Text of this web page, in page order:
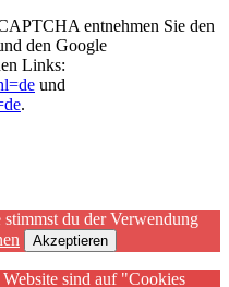
entnehmen Sie den
den Google
Links:
und
.
du der Verwendung
Akzeptieren
sind auf "Cookies